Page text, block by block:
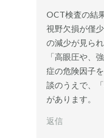
OCT検査の結
視野欠損が僅
の減少が見ら
「高眼圧や、
症の危険因子
談のうえで、
があります。
返信